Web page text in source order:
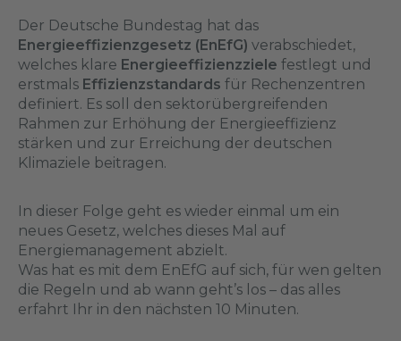
Der Deutsche Bundestag hat das
Energieeffizienzgesetz (EnEfG) verabschiedet,
welches klare Energieeffizienzziele festlegt und
erstmals Effizienzstandards für Rechenzentren
definiert. Es soll den sektorübergreifenden
Rahmen zur Erhöhung der Energieeffizienz
stärken und zur Erreichung der deutschen
Klimaziele beitragen.
In dieser Folge geht es wieder einmal um ein
neues Gesetz, welches dieses Mal auf
Energiemanagement abzielt.
Was hat es mit dem EnEfG auf sich, für wen gelten
die Regeln und ab wann geht’s los – das alles
erfahrt Ihr in den nächsten 10 Minuten.